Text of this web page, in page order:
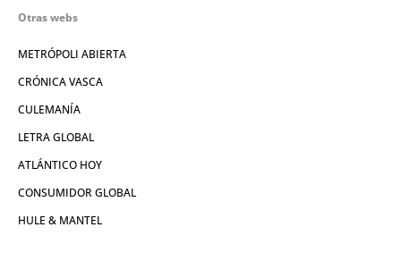
Otras webs
METRÓPOLI ABIERTA
CRÓNICA VASCA
CULEMANÍA
LETRA GLOBAL
ATLÁNTICO HOY
CONSUMIDOR GLOBAL
HULE & MANTEL